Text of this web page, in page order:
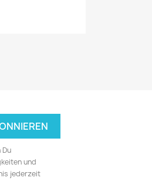
Du
und
jederzeit